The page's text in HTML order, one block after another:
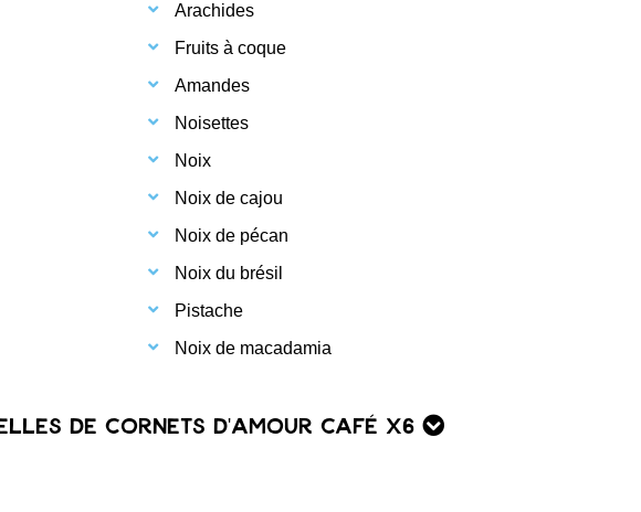
Arachides
Fruits à coque
Amandes
Noisettes
Noix
Noix de cajou
Noix de pécan
Noix du brésil
Pistache
Noix de macadamia
de Cornets d'Amour Café x6